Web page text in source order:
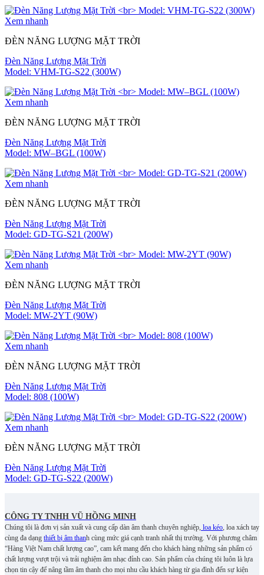
Xem nhanh
ĐÈN NĂNG LƯỢNG MẶT TRỜI
Đèn Năng Lượng Mặt Trời
Model: VHM-TG-S22 (300W)
Xem nhanh
ĐÈN NĂNG LƯỢNG MẶT TRỜI
Đèn Năng Lượng Mặt Trời
Model: MW–BGL (100W)
Xem nhanh
ĐÈN NĂNG LƯỢNG MẶT TRỜI
Đèn Năng Lượng Mặt Trời
Model: GD-TG-S21 (200W)
Xem nhanh
ĐÈN NĂNG LƯỢNG MẶT TRỜI
Đèn Năng Lượng Mặt Trời
Model: MW-2YT (90W)
Xem nhanh
ĐÈN NĂNG LƯỢNG MẶT TRỜI
Đèn Năng Lượng Mặt Trời
Model: 808 (100W)
Xem nhanh
ĐÈN NĂNG LƯỢNG MẶT TRỜI
Đèn Năng Lượng Mặt Trời
Model: GD-TG-S22 (200W)
CÔNG TY TNHH VŨ HỒNG MINH
Chúng tôi là đơn vị sản xuất và cung cấp dàn âm thanh chuyên nghiệp, loa kéo, loa xách tay
cùng đa dạng thiết bị âm thanh cùng mức giá cạnh tranh nhất thị trường. Với phương châm
“Hàng Việt Nam chất lượng cao”, cam kết mang đến cho khách hàng những sản phẩm có
chất lượng vượt trội và trải nghiệm âm nhạc đỉnh cao. Sản phẩm của chúng tôi luôn là lựa
chọn tin cậy để nâng tầm âm thanh cho mọi nhu cầu khách hàng từ gia đình đến sự kiện